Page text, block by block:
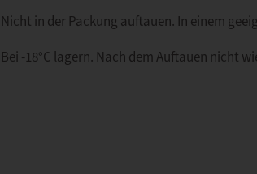
Nicht in der Packung auftauen. In einem
Bei -18°C lagern. Nach dem Auftauen nicht